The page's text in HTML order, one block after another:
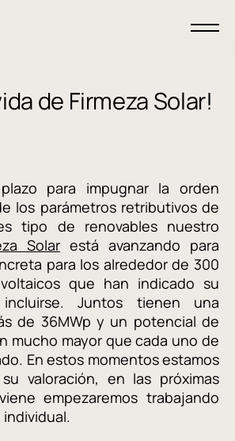
de Firmeza Solar!
para impugnar la orden
los parámetros retributivos de
tipo de renovables nuestro
Solar está avanzando para
para los alrededor de 300
que han indicado su
Juntos tienen una
de 36MWp y un potencial de
mucho mayor que cada uno de
En estos momentos estamos
valoración, en las próximas
empezaremos trabajando